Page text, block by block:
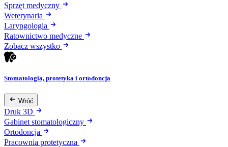
Sprzęt medyczny
Weterynaria
Laryngologia
Ratownictwo medyczne
Zobacz wszystko
Stomatologia, protetyka i ortodoncja
Wróć
Druk 3D
Gabinet stomatologiczny
Ortodoncja
Pracownia protetyczna